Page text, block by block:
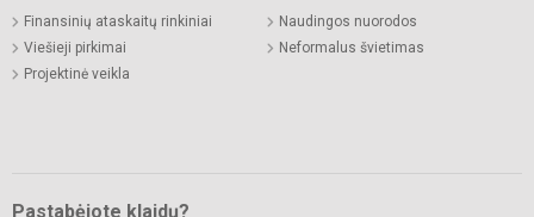
Finansinių ataskaitų rinkiniai
Viešieji pirkimai
Projektinė veikla
Naudingos nuorodos
Neformalus švietimas
Pastabėjote klaidų?